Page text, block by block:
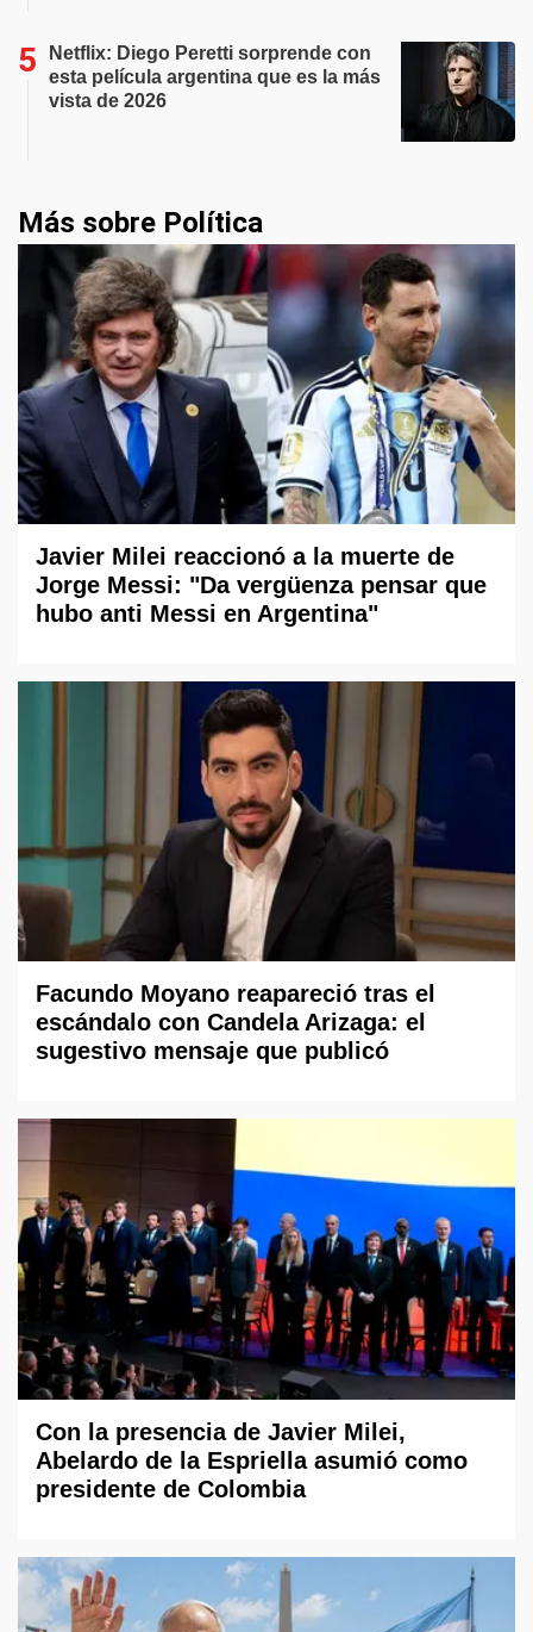
Netflix: Diego Peretti sorprende con
esta película argentina que es la más
vista de 2026
Más sobre Política
Javier Milei reaccionó a la muerte de
Jorge Messi: "Da vergüenza pensar que
hubo anti Messi en Argentina"
Facundo Moyano reapareció tras el
escándalo con Candela Arizaga: el
sugestivo mensaje que publicó
Con la presencia de Javier Milei,
Abelardo de la Espriella asumió como
presidente de Colombia